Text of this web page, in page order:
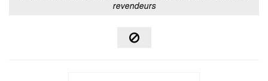
revendeurs